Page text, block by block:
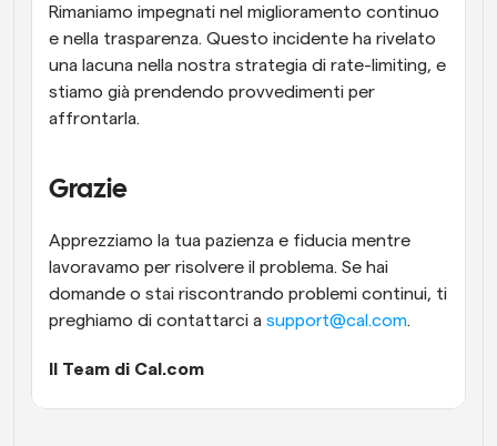
Rimaniamo impegnati nel miglioramento continuo
e nella trasparenza. Questo incidente ha rivelato
una lacuna nella nostra strategia di rate-limiting, e
stiamo già prendendo provvedimenti per
affrontarla.
Grazie
Apprezziamo la tua pazienza e fiducia mentre
lavoravamo per risolvere il problema. Se hai
domande o stai riscontrando problemi continui, ti
preghiamo di contattarci a support@cal.com.
Il Team di Cal.com